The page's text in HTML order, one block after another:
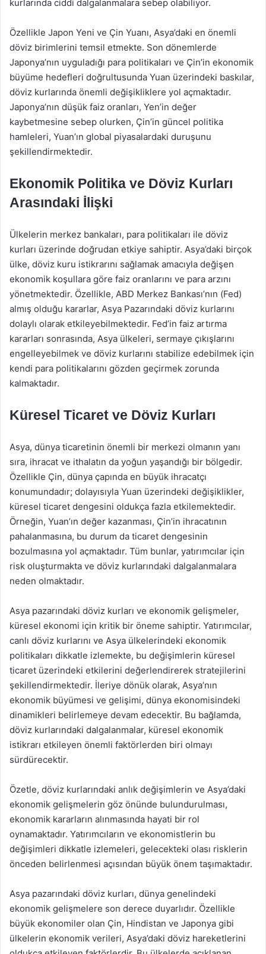
kurlarında ciddi dalgalanmalara sebep olabiliyor.
Özellikle Japon Yeni ve Çin Yuanı, Asya’daki en önemli
döviz birimlerini temsil etmekte. Son dönemlerde
Japonya’nın uyguladığı para politikaları ve Çin’in ekonomik
büyüme hedefleri doğrultusunda Yuan üzerindeki baskılar,
döviz kurlarında önemli değişikliklere yol açmaktadır.
Japonya’nın düşük faiz oranları, Yen’in değer
kaybetmesine sebep olurken, Çin’in güncel politika
hamleleri, Yuan’ın global piyasalardaki duruşunu
şekillendirmektedir.
Ekonomik Politika ve Döviz Kurları
Arasındaki İlişki
Ülkelerin merkez bankaları, para politikaları ile döviz
kurları üzerinde doğrudan etkiye sahiptir. Asya’daki birçok
ülke, döviz kuru istikrarını sağlamak amacıyla değişen
ekonomik koşullara göre faiz oranlarını ve para arzını
yönetmektedir. Özellikle, ABD Merkez Bankası’nın (Fed)
almış olduğu kararlar, Asya Pazarındaki döviz kurlarını
dolaylı olarak etkileyebilmektedir. Fed’in faiz artırma
kararları sonrasında, Asya ülkeleri, sermaye çıkışlarını
engelleyebilmek ve döviz kurlarını stabilize edebilmek için
kendi para politikalarını gözden geçirmek zorunda
kalmaktadır.
Küresel Ticaret ve Döviz Kurları
Asya, dünya ticaretinin önemli bir merkezi olmanın yanı
sıra, ihracat ve ithalatın da yoğun yaşandığı bir bölgedir.
Özellikle Çin, dünya çapında en büyük ihracatçı
konumundadır; dolayısıyla Yuan üzerindeki değişiklikler,
küresel ticaret dengesini oldukça fazla etkilemektedir.
Örneğin, Yuan’ın değer kazanması, Çin’in ihracatının
pahalanmasına, bu durum da ticaret dengesinin
bozulmasına yol açmaktadır. Tüm bunlar, yatırımcılar için
risk oluşturmakta ve döviz kurlarındaki dalgalanmalara
neden olmaktadır.
Asya pazarındaki döviz kurları ve ekonomik gelişmeler,
küresel ekonomi için kritik bir öneme sahiptir. Yatırımcılar,
canlı döviz kurlarını ve Asya ülkelerindeki ekonomik
politikaları dikkatle izlemekte, bu değişimlerin küresel
ticaret üzerindeki etkilerini değerlendirerek stratejilerini
şekillendirmektedir. İleriye dönük olarak, Asya’nın
ekonomik büyümesi ve gelişimi, dünya ekonomisindeki
dinamikleri belirlemeye devam edecektir. Bu bağlamda,
döviz kurlarındaki dalgalanmalar, küresel ekonomik
istikrarı etkileyen önemli faktörlerden biri olmayı
sürdürecektir.
Özetle, döviz kurlarındaki anlık değişimlerin ve Asya’daki
ekonomik gelişmelerin göz önünde bulundurulması,
ekonomik kararların alınmasında hayati bir rol
oynamaktadır. Yatırımcıların ve ekonomistlerin bu
değişimleri dikkatle izlemeleri, gelecekteki olası risklerin
önceden belirlenmesi açısından büyük önem taşımaktadır.
Asya pazarındaki döviz kurları, dünya genelindeki
ekonomik gelişmelere son derece duyarlıdır. Özellikle
büyük ekonomiler olan Çin, Hindistan ve Japonya gibi
ülkelerin ekonomik verileri, Asya’daki döviz hareketlerini